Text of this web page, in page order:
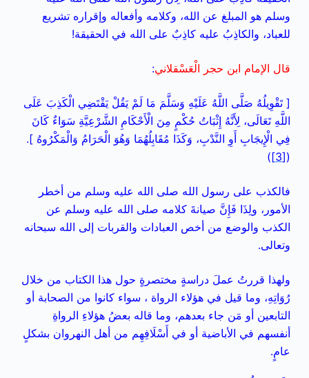
وسلم هو المبلغ عن الله، وكلامه وأفعاله وإقراره تشريع
للعباد، والكاذِبُ عليه كاذِبٌ على الله في الحقيقة!
قال الإمام ابن حجر الْعَسْقلاني:
[ تَقْوِيلُهُ صَلَّى اللَّهُ عَلَيْهِ وَسَلَّمَ مَا لَمْ يَقُلْ يَقْتَضِي الْكَذِبَ عَلَى
اللَّهِ تَعَالَى، لِأَنَّهُ إِثْبَاتُ حُكْمٍ مِنَ الْأَحْكَامِ الشَّرْعِيَّةِ سَوَاءٌ كَانَ
فِي الْإِيجَابِ أَوِ النَّدْبِ، وَكَذَا مُقَابِلُهُمَا وَهُوَ الْحَرَامُ وَالْمَكْرُوهُ ].
(
[3]
)
فالكذب على رسول الله صلى الله عليه وسلم من أخطر
الأمور، ولِذَا فَإِنَّ صيانةَ كلامه صلى الله عليه وسلم عن
الكذب والوضع من أخص العبادات والقربات إلى الله سبحانه
وتعالى.
ولهذا قررتُ عملَ دراسةٍ مختصرةٍ حول هذا الكتاب من خلال
رُوَاتِهِ، وما قيل في هؤلاء الرواة ، سواء كانوا من الصحابة أو
التابعين أو مَن جاء بعدهم، وما قاله بعضُ هؤلاءِ الرواةِ
أنفسهم في الأباضية أو في أَسْلَافِهِم من أهل النهروان بشكلٍ
عامٍ.